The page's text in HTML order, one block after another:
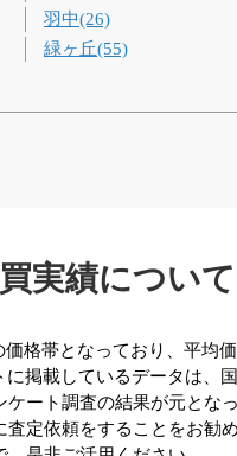
羽中(26)
緑ヶ丘(55)
実績について
格帯となっており、平均
掲載しているデータは、
ート調査の結果が元とな
定依頼をすることをお勧